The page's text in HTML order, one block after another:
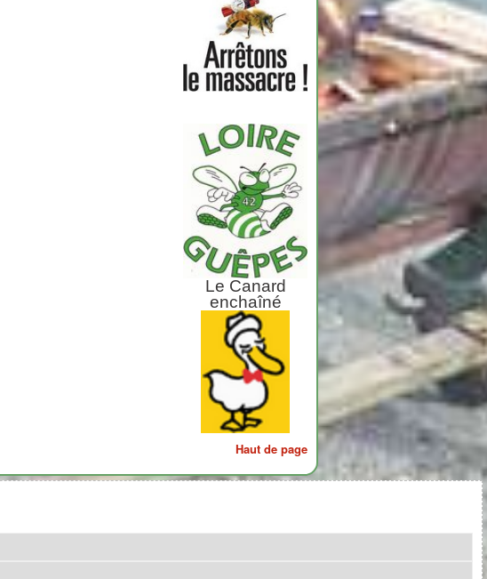
Le Canard
enchaîné
Haut de page